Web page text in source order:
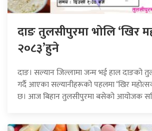
दाङ तुलसीपुरमा भोलि ‘खिर
२०८३’हुने
दाङ। सल्यान जिल्लामा जन्म भई हाल दाङको
गर्दै आएका सल्यानीहरूको पहलमा ‘खिर
छ। आज बिहान तुलसीपुरमा बसेको आयोजक